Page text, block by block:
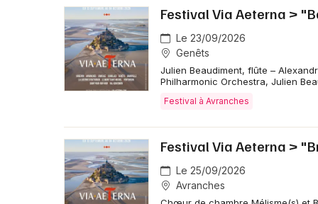
Festival Via Aeterna >
Le 23/09/2026
Genêts
Julien Beaudiment, flûte –
Philharmonic Orchestra, Julien
Festival à Avranches
Festival Via Aeterna >
Le 25/09/2026
Avranches